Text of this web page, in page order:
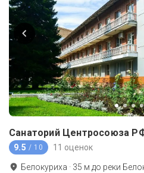
Санаторий Центросоюза
9.5 / 10 11 оценок
Белокуриха · 35 м до реки